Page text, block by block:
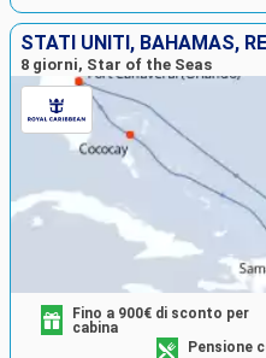
STATI UNITI, BAHAMAS,
8 giorni, Star of the Seas
Fino a 900€ di sconto per
cabina
Pensione